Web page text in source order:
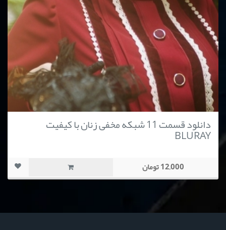
دانلود قسمت 11 شبکه مخفی زنان با کیفیت
BLURAY
12,000 تومان